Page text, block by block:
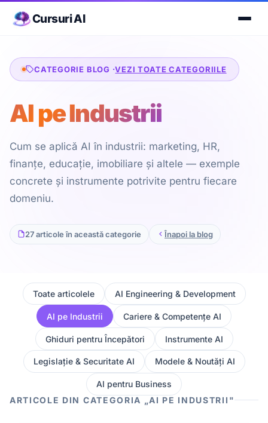
Cursuri AI
CATEGORIE BLOG ·VEZI TOATE CATEGORIILE
AI pe Industrii
Cum se aplică AI în industrii: marketing, HR,
finanțe, educație, imobiliare și altele — exemple
concrete și instrumente potrivite pentru fiecare
domeniu.
27 articole în această categorie Înapoi la blog
Toate articolele AI Engineering & Development
AI pe Industrii Cariere & Competențe AI
Ghiduri pentru Începători Instrumente AI
Legislație & Securitate AI Modele & Noutăți AI
AI pentru Business
ARTICOLE DIN CATEGORIA „AI PE INDUSTRII"